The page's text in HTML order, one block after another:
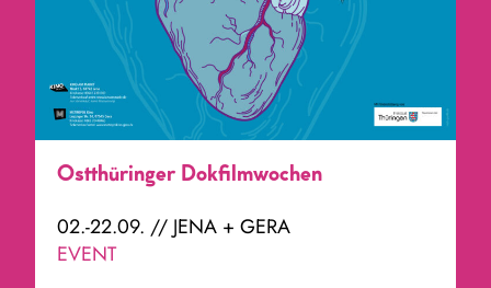
Ostthüringer Dokfilmwochen
02.-22.09. // JENA + GERA
EVENT